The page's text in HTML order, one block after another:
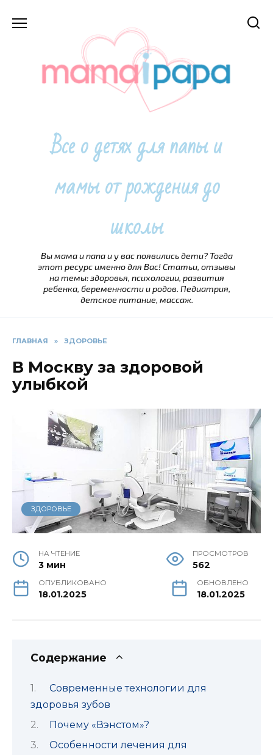
Все о детях для папы и
мамы от рождения до
школы
Вы мама и папа и у вас появились дети? Тогда
этот ресурс именно для Вас! Статьи, отзывы
на темы: здоровья, психологии, развития
ребенка, беременности и родов. Педиатрия,
детское питание, массаж.
ГЛАВНАЯ » ЗДОРОВЬЕ
В Москву за здоровой
улыбкой
ЗДОРОВЬЕ
НА ЧТЕНИЕ
3 мин
ПРОСМОТРОВ
562
ОПУБЛИКОВАНО
18.01.2025
ОБНОВЛЕНО
18.01.2025
Содержание
Современные технологии для
здоровья зубов
Почему «Вэнстом»?
Особенности лечения для